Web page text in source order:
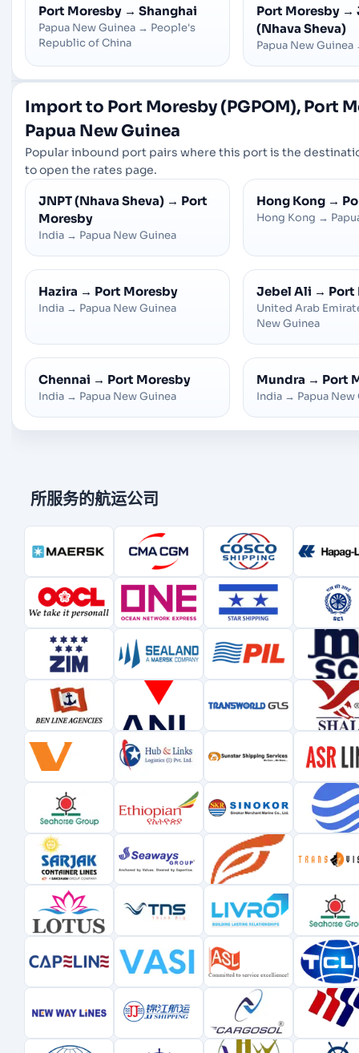
Port Moresby → Shanghai
Papua New Guinea → People's
Republic of China
Port Moresby →
(Nhava Sheva)
Papua New Guinea
Import to Port Moresby (PGPOM), Port
Papua New Guinea
Popular inbound port pairs where this port is the
to open the rates page.
JNPT (Nhava Sheva) → Port
Moresby
India → Papua New Guinea
Hong Kong →
Hong Kong →
Hazira → Port Moresby
India → Papua New Guinea
Jebel Ali → Port
United Arab
New Guinea
Chennai → Port Moresby
India → Papua New Guinea
Mundra → Port
India → Papua New
所服务的航运公司